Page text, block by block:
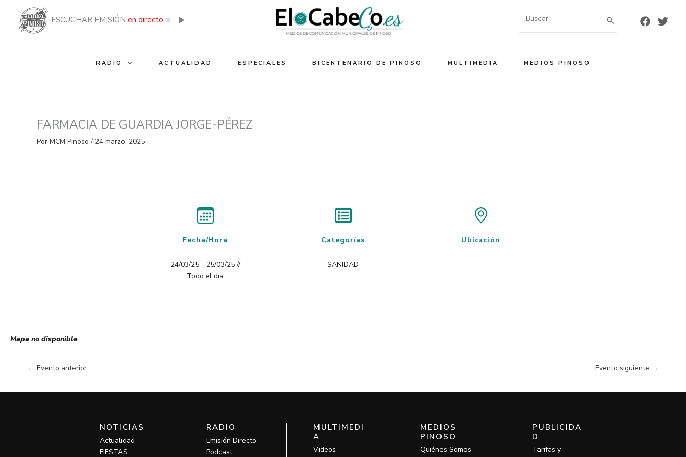
contenido
ESCUCHAR EMISIÓN en directo
por:
RADIO ACTUALIDAD ESPECIALES BICENTENARIO DE PINOSO MULTIMEDIA MEDIOS PINOSO
FARMACIA DE GUARDIA JORGE-PÉREZ
Por MCM Pinoso / 24 marzo, 2025
Fecha/Hora
24/03/25 - 25/03/25 //
Todo el día
Categorías
SANIDAD
Ubicación
Mapa no disponible
← Evento anterior Evento siguiente →
NOTICIAS
Actualidad
FIESTAS
RADIO
Emisión Directo
Podcast
MULTIMEDI
A
Videos
MEDIOS
PINOSO
Quiénes Somos
PUBLICIDA
D
Tarifas y